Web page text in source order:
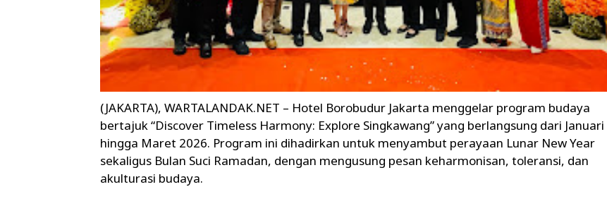
(JAKARTA), WARTALANDAK.NET – Hotel Borobudur Jakarta menggelar program budaya
bertajuk “Discover Timeless Harmony: Explore Singkawang” yang berlangsung dari Januari
hingga Maret 2026. Program ini dihadirkan untuk menyambut perayaan Lunar New Year
sekaligus Bulan Suci Ramadan, dengan mengusung pesan keharmonisan, toleransi, dan
akulturasi budaya.